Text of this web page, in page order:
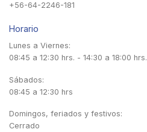
+56-64-2246-181
Horario
Lunes a Viernes:
08:45 a 12:30 hrs. - 14:30 a 18:00 hrs.
Sábados:
08:45 a 12:30 hrs
Domingos, feriados y festivos:
Cerrado